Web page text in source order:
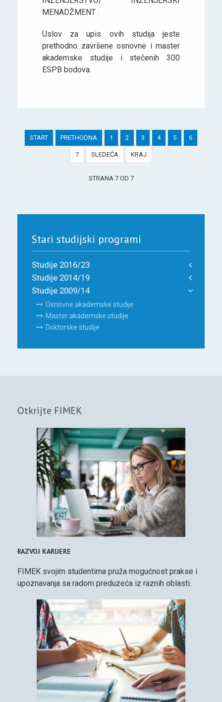
MENADŽMENT .
Uslov za upis ovih studija jeste
prethodno završene osnovne i master
akademske studije i stečenih 300
ESPB bodova.
START PRETHODNA 1 2 3 4 5 6
7 SLEDEĆA KRAJ
STRANA 7 OD 7
Stari studijski programi
Studije 2016/23
Studije 2014/19
Studije 2009/14
Osnovne akademske studije
Master akademske studije
Doktorske studije
Otkrijte FIMEK
RAZVOJ KARIJERE
FIMEK svojim studentima pruža mogućnost prakse i
upoznavanja sa radom preduzeća iz raznih oblasti.